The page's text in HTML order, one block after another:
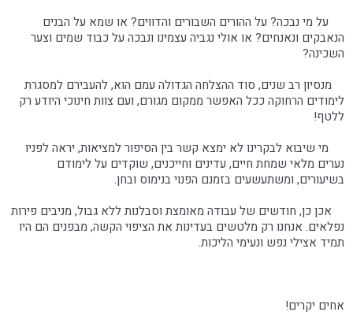
על מי נבכה? על ההורים השבורים והדווים? או שמא על הבנים
הנאבקים ונאנחים? או אולי נגביה עצמינו ונבכה על כבוד שמים וצער
השכינה?
מנסיון רב שנים, סוד ההצלחה הגדולה עמם הוא, להעבירם למסגרת
לימודים הרחוקה ככל האפשר ממקום מגורם, ועם צוות חינוכי היודע רק
ללטף!
מי שיבוא לבקרינו לא ימצא קשר בין הסיפור למציאות, יראה לפניו
נערים מלאי שמחת חיים, עדינים וחייכנים, שוקדים על לימודם
בשיעורים, ומשתעשעים בזמנם הפנוי בנימוס ובחן.
אכן כן, חודשים של עבודה מאומצת וסבלנות ללא גבול, מניבים פירות
נפלאים. אנחנו רק מלטשים בעדינות את הציפוי הקשה, מבפנים הם היו
תמיד אצילי נפש ונעימי הליכות.
אחים יקרים!